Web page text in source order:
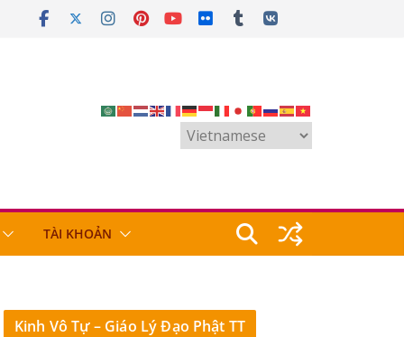
TÀI KHOẢN
Kinh Vô Tự – Giáo Lý Đạo Phật TT